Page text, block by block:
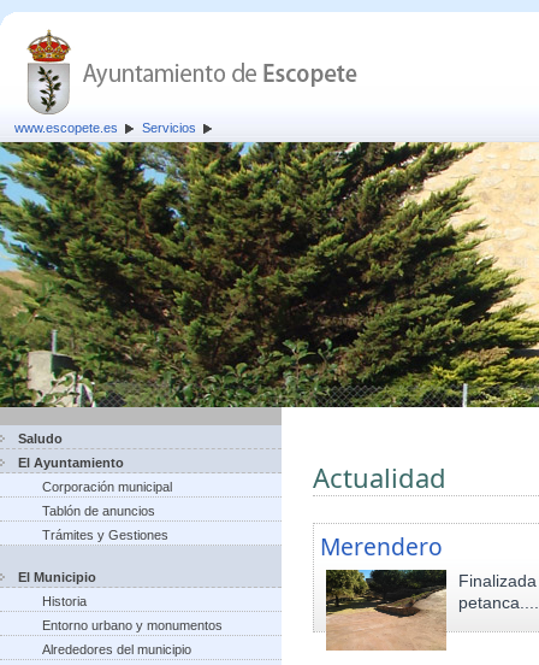
www.escopete.es Servicios
Saludo
El Ayuntamiento
Corporación municipal
Tablón de anuncios
Trámites y Gestiones
El Municipio
Historia
Entorno urbano y monumentos
Alrededores del municipio
Actualidad
Merendero